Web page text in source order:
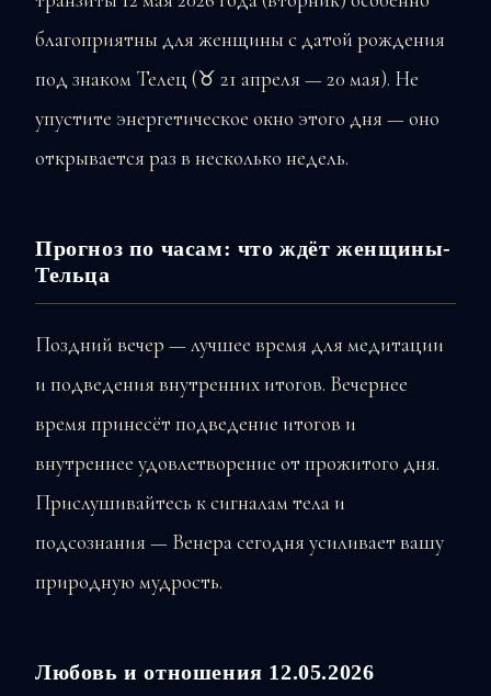
благоприятны для женщины с датой рождения
под знаком Телец (♉ 21 апреля — 20 мая). Не
упустите энергетическое окно этого дня — оно
открывается раз в несколько недель.
Прогноз по часам: что ждёт женщины-
Тельца
Поздний вечер — лучшее время для медитации
и подведения внутренних итогов. Вечернее
время принесёт подведение итогов и
внутреннее удовлетворение от прожитого дня.
Прислушивайтесь к сигналам тела и
подсознания — Венера сегодня усиливает вашу
природную мудрость.
Любовь и отношения 12.05.2026